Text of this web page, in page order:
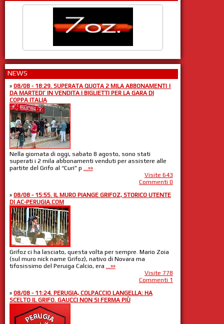
NEWS
» 08/08 - 18:29. SUPERATA QUOTA 2 MILA ABBONAMENTI |
DA MARTEDI’ IN VENDITA I BIGLIETTI PER LA GARA DI
COPPA ITALIA
Nella giornata di oggi, sabato 8 agosto, sono stati
superati i 2 mila abbonamenti venduti per assistere alle
partite del Grifo al “Curi” p ...»»
Visite 643
Commenti 0
» 08/08 - 15:55. IL MURO PIANGE GRIFOZ, STORICO UTENTE
DI AC-PERUGIA.COM
Grifoz ci ha lasciato, questa volta per sempre. Mario Zoia
(sul muro nick name Grifoz), nativo di Novara ma
tifosissimo del Peruiga Calcio, era ...»»
Visite 778
Commenti 1
» 08/08 - 11:24. PERUGIA, COLPACCIO LANGELLA: HA
SCELTO IL GRIFO. GAUCCI NON SI FERMA PIÙ